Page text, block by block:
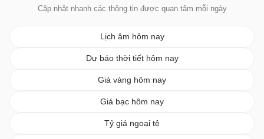
Cập nhật nhanh các thông tin được quan tâm mỗi ngày
Lịch âm hôm nay
Dự báo thời tiết hôm nay
Giá vàng hôm nay
Giá bạc hôm nay
Tỷ giá ngoại tệ